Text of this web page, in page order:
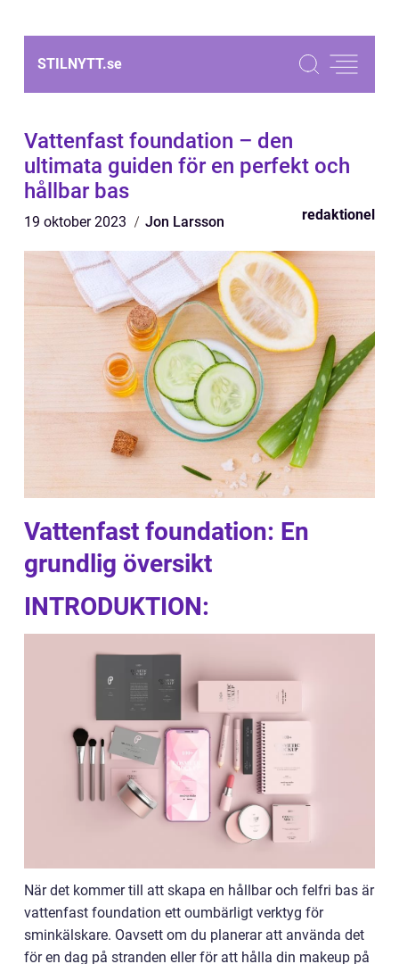
STILNYTT.se
Vattenfast foundation – den
ultimata guiden för en perfekt och
hållbar bas
19 oktober 2023 Jon Larsson redaktionel
Vattenfast foundation: En
grundlig översikt
INTRODUKTION:
När det kommer till att skapa en hållbar och felfri bas är
vattenfast foundation ett oumbärligt verktyg för
sminkälskare. Oavsett om du planerar att använda det
för en dag på stranden eller för att hålla din makeup på